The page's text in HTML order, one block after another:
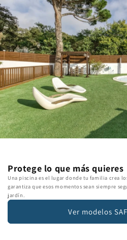
Protege lo que más quieres
Una piscina es el lugar donde tu familia crea
garantiza que esos momentos sean siempre
jardín.
Ver modelos